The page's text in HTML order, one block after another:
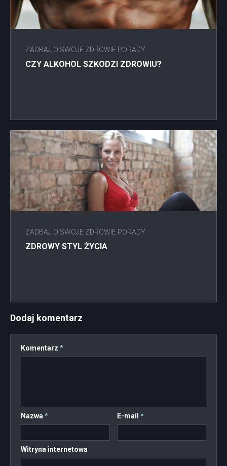
ZADBAJ O SWOJE ZDROWIE PORADY
CZY ALKOHOL SZKODZI ZDROWIU?
ZADBAJ O SWOJE ZDROWIE PORADY
ZDROWY STYL ŻYCIA
Dodaj komentarz
Komentarz *
Nazwa * E-mail*
Witryna internetowa